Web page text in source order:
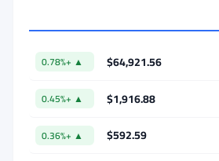
$64,921.56
▲ +0.78%
$1,916.88
▲ +0.45%
$592.59
▲ +0.36%